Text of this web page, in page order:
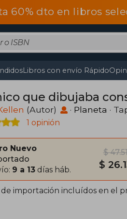
60% dto en libros
Libros con envío Rápido
que dibujaba
(Autor) · Planeta ·
1 opinión
Nuevo
9 a 13 días háb.
$ 47.51
$
de importación incluídos en el